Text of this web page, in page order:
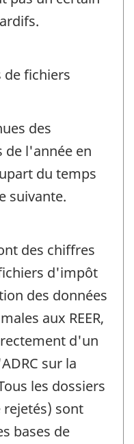
de fichiers
des
de l'année en
du temps
suivante.
des chiffres
d'impôt
des données
aux REER,
d'un
sur la
les dossiers
sont
bases de